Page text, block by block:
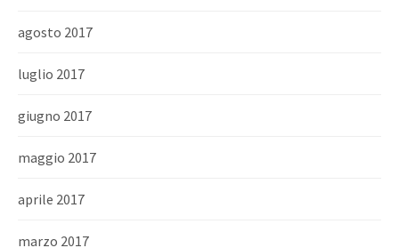
agosto 2017
luglio 2017
giugno 2017
maggio 2017
aprile 2017
marzo 2017